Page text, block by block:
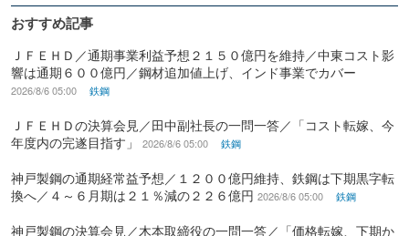
おすすめ記事
ＪＦＥＨＤ／通期事業利益予想２１５０億円を維持／中東コスト影
響は通期６００億円／鋼材追加値上げ、インド事業でカバー
2026/8/6 05:00 鉄鋼
ＪＦＥＨＤの決算会見／田中副社長の一問一答／「コスト転嫁、今
年度内の完遂目指す」
2026/8/6 05:00 鉄鋼
神戸製鋼の通期経常益予想／１２００億円維持、鉄鋼は下期黒字転
換へ／４～６月期は２１％減の２２６億円 2026/8/6 05:00 鉄鋼
神戸製鋼の決算会見／木本取締役の一問一答／「価格転嫁、下期か